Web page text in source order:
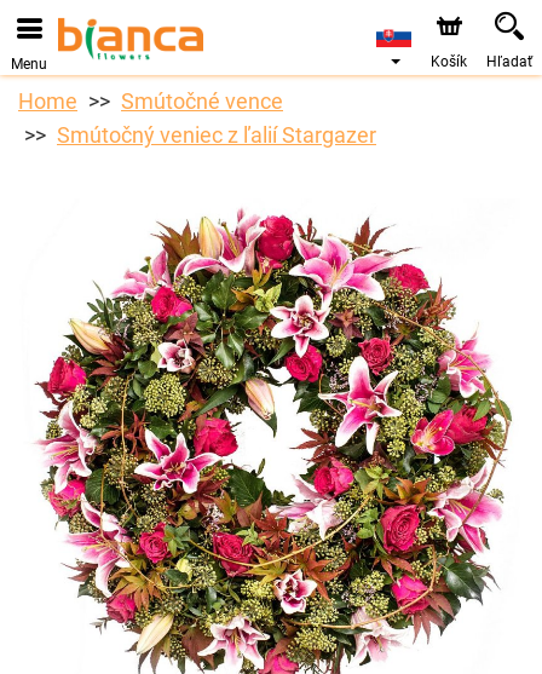
Menu Košík Hľadať
Home
Smútočné vence
Smútočný veniec z ľalií Stargazer